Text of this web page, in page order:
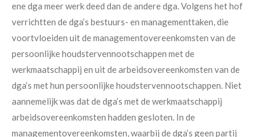
ene dga meer werk deed dan de andere dga. Volgens het hof
verrichtten de dga’s bestuurs- en managementtaken, die
voortvloeiden uit de managementovereenkomsten van de
persoonlijke houdstervennootschappen met de
werkmaatschappij en uit de arbeidsovereenkomsten van de
dga’s met hun persoonlijke houdstervennootschappen. Niet
aannemelijk was dat de dga’s met de werkmaatschappij
arbeidsovereenkomsten hadden gesloten. In de
managementovereenkomsten, waarbij de dga’s geen partij